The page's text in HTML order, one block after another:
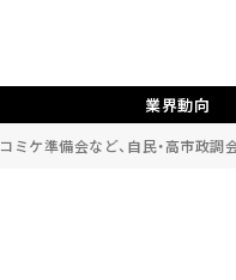
業界動向
コミケ準備会など、自民・高市政